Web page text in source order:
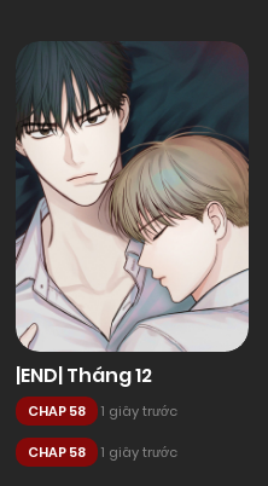
|END| Tháng 12
CHAP 58 1 giây trước
CHAP 58 1 giây trước